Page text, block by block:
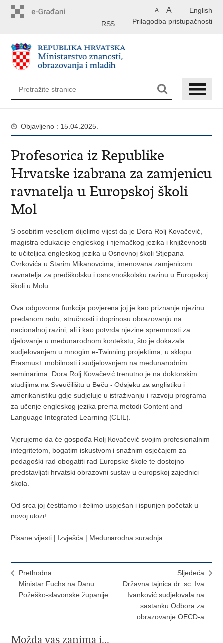
English
A A
Prilagodba pristupačnosti
RSS
Objavljeno : 15.04.2025.
Profesorica iz Republike
Hrvatske izabrana za zamjenicu
ravnatelja u Europskoj školi
Mol
S osobitim veseljem dijelimo vijest da je Dora Rolj Kovačević,
magistra edukacije engleskog i njemačkog jezika i književnosti
te učiteljica engleskog jezika u Osnovnoj školi Stjepana
Cvrkovića u Starim Mikanovcima, imenovana zamjenicom
ravnatelja za predškolsku i osnovnoškolsku razinu u Europskoj
školi u Molu.
Ova odgovorna funkcija povjerena joj je kao priznanje njezinu
predanom radu, stručnosti i doprinosu obrazovanju na
nacionalnoj razini, ali i kao potvrda njezine spremnosti za
djelovanje u međunarodnom kontekstu, što je dokazala
sudjelovanjem u mnogim e-Twinning projektima, u sklopu
Erasmus+ mobilnosti i sudjelovanjem na međunarodnim
seminarima. Dora Rolj Kovačević trenutno je na doktorskim
studijima na Sveučilištu u Beču - Odsjeku za anglistiku i
amerikanistiku gdje sudjeluje u istraživanju i razvoju programa
za učenje engleskog jezika prema metodi Content and
Language Integrated Learning (CLIL).
Vjerujemo da će gospođa Rolj Kovačević svojim profesionalnim
integritetom, bogatim iskustvom i snažnim osjećajem za
pedagoški rad obogatiti rad Europske škole te dostojno
predstavljati hrvatski obrazovni sustav u europskoj zajednici
škola.
Od srca joj čestitamo i želimo uspješan i ispunjen početak u
novoj ulozi!
Pisane vijesti | Izvješća | Međunarodna suradnja
Prethodna
Ministar Fuchs na Danu
Požeško-slavonske županije
Sljedeća
Državna tajnica dr. sc. Iva
Ivanković sudjelovala na
sastanku Odbora za
obrazovanje OECD-a
Možda vas zanima i...